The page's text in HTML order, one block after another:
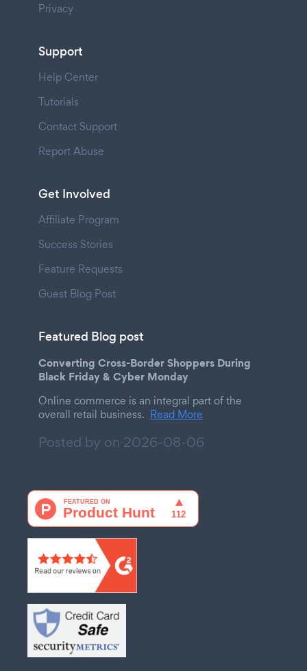
Privacy
Support
Help Center
Tutorials
Contact Support
Report Abuse
Get Involved
Affiliate Program
Success Stories
Feature Requests
Guest Blog Post
Featured Blog post
Converting Cross-Border Shoppers During
Black Friday & Cyber Monday
Online commerce is an integral part of the
overall retail business. Read More
Posted by on 2026-08-06